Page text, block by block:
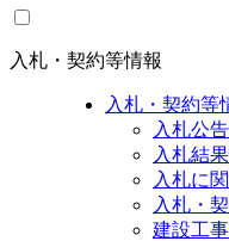
入札・契約等情報
入札・契約等
入札公
入札結
入札に
入札・
建設工